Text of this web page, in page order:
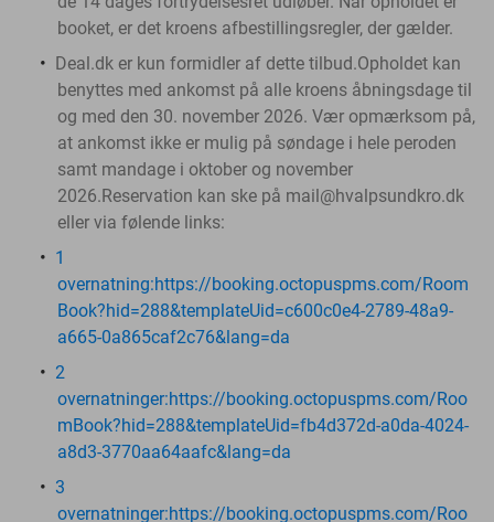
booket, er det kroens afbestillingsregler, der gælder.
Deal.dk er kun formidler af dette tilbud.Opholdet kan
benyttes med ankomst på alle kroens åbningsdage til
og med den 30. november 2026. Vær opmærksom på,
at ankomst ikke er mulig på søndage i hele peroden
samt mandage i oktober og november
2026.Reservation kan ske på mail@hvalpsundkro.dk
eller via følende links:
1
overnatning:https://booking.octopuspms.com/Room
Book?hid=288&templateUid=c600c0e4-2789-48a9-
a665-0a865caf2c76&lang=da
2
overnatninger:https://booking.octopuspms.com/Roo
mBook?hid=288&templateUid=fb4d372d-a0da-4024-
a8d3-3770aa64aafc&lang=da
3
overnatninger:https://booking.octopuspms.com/Roo